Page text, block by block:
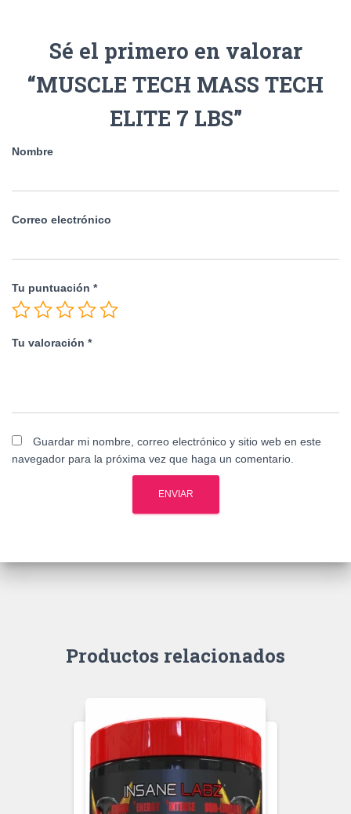
Sé el primero en valorar
“MUSCLE TECH MASS TECH
ELITE 7 LBS”
Nombre
Correo electrónico
Tu puntuación *
Tu valoración *
Guardar mi nombre, correo electrónico y sitio web en este
navegador para la próxima vez que haga un comentario.
Productos relacionados